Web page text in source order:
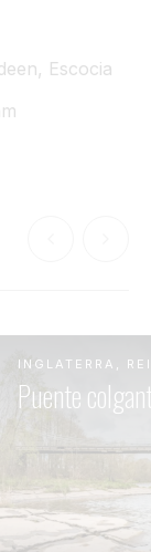
Escocia
INGLATERRA,
Puente